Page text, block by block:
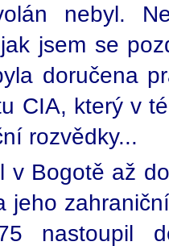
nebyl.
jsem se
doručena
CIA, který v
rozvědky...
v Bogotě až
jeho
nastoupil